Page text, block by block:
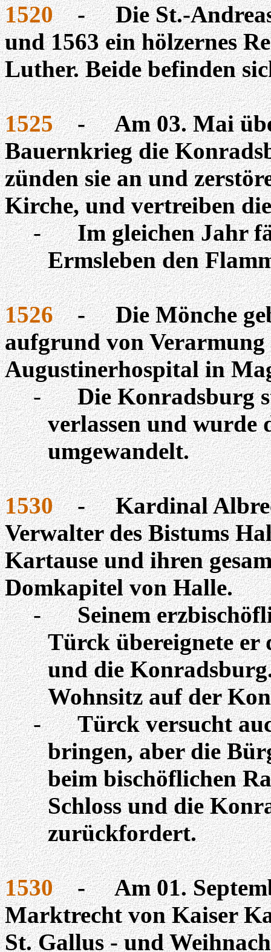
1520 -
Die St.-
und 1563 ein hölzernes
Luther. Beide befinden
1525 -
Am 03. Mai
Bauernkrieg die
zünden sie an und
Kirche, und vertreiben
-
Im gleichen Jahr
Ermsleben den
1526 -
Die Mönche
aufgrund von Verarmung
Augustinerhospital in
-
Die Konradsburg
verlassen und wurde
umgewandelt.
1530 -
Kardinal
Verwalter des Bistums
Kartause und ihren
Domkapitel von Halle.
-
Seinem
Türckübereignete er
und die
Wohnsitz auf der
-
Türckversucht
bringen, aber die
beim bischöflichen
Schloss und die
zurückfordert.
1530 -
Am 01.
Marktrecht von Kaiser
St. Gallus - und